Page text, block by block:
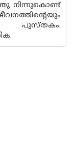
നിന്നുകൊണ്ട്